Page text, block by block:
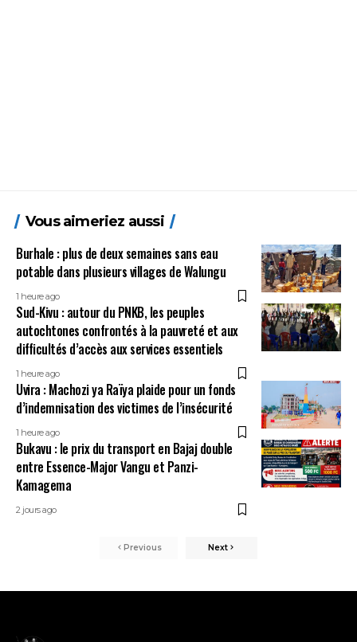
Vous aimeriez aussi
Burhale : plus de deux semaines sans eau
potable dans plusieurs villages de Walungu
1 heure ago
Sud-Kivu : autour du PNKB, les peuples
autochtones confrontés à la pauvreté et aux
difficultés d’accès aux services essentiels
1 heure ago
Uvira : Machozi ya Raïya plaide pour un fonds
d’indemnisation des victimes de l’insécurité
1 heure ago
Bukavu : le prix du transport en Bajaj double
entre Essence-Major Vangu et Panzi-
Kamagema
2 jours ago
Previous Next